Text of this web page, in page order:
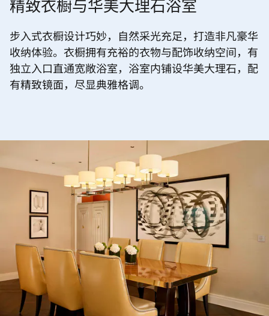
精致衣橱与华美大理石浴室
步入式衣橱设计巧妙，自然采光充足，打造非凡豪华
收纳体验。衣橱拥有充裕的衣物与配饰收纳空间，有
独立入口直通宽敞浴室，浴室内铺设华美大理石，配
有精致镜面，尽显典雅格调。